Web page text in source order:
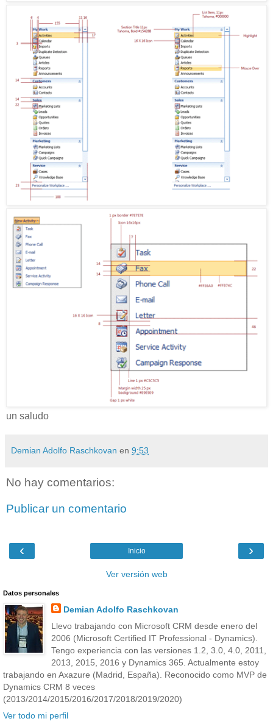
un saludo
Demian Adolfo Raschkovan en 9:53
No hay comentarios:
Publicar un comentario
‹ ›
Inicio
Ver versión web
Datos personales
Demian Adolfo Raschkovan
Llevo trabajando con Microsoft CRM desde enero del
2006 (Microsoft Certified IT Professional - Dynamics).
Tengo experiencia con las versiones 1.2, 3.0, 4.0, 2011,
2013, 2015, 2016 y Dynamics 365. Actualmente estoy
trabajando en Axazure (Madrid, España). Reconocido como MVP de
Dynamics CRM 8 veces
(2013/2014/2015/2016/2017/2018/2019/2020)
Ver todo mi perfil